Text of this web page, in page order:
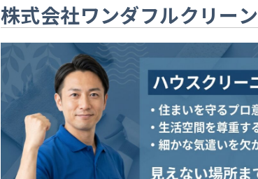
株式会社ワンダフルクリーン